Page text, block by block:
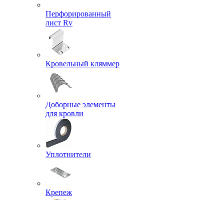
Перфорированный
лист Rv
Кровельный кляммер
Доборные элементы
для кровли
Уплотнители
Крепеж